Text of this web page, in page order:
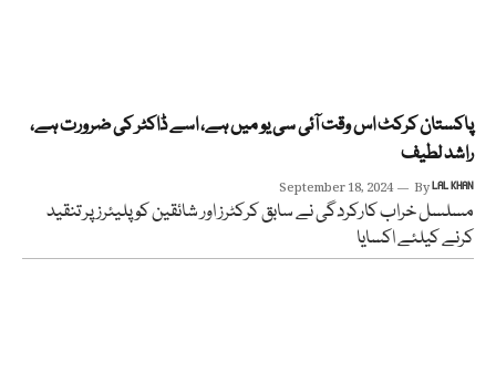
پاکستان کرکٹ اس وقت آئی سی یو میں ہے، اسے ڈاکٹر کی ضرورت ہے،
راشد لطیف
September 18, 2024 ByLAL KHAN
مسلسل خراب کارکردگی نے سابق کرکٹرز اور شائقین کو پلیئرز پر تنقید
کرنے کیلئے اکسایا